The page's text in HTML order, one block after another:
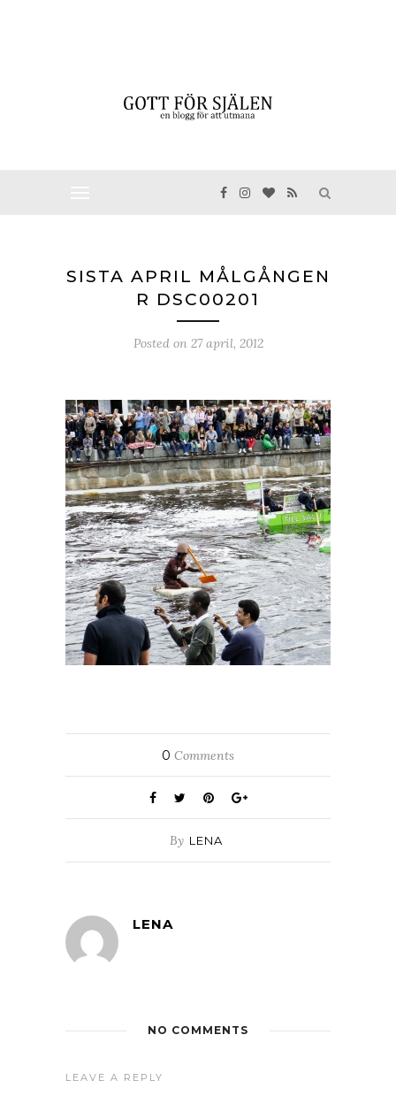
SISTA APRIL MÅLGÅNGEN
R DSC00201
Posted on 27 april, 2012
0 Comments
By LENA
LENA
NO COMMENTS
LEAVE A REPLY